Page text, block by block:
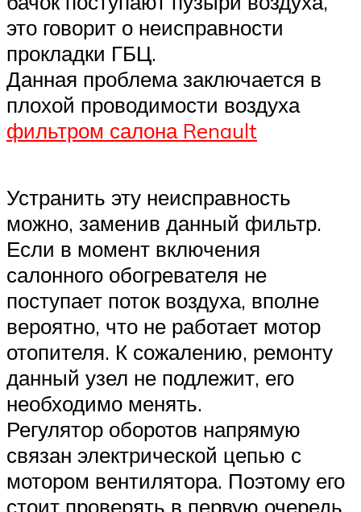
это говорит о неисправности
прокладки ГБЦ.
Данная проблема заключается в
плохой проводимости воздуха
фильтром салона Renault
Устранить эту неисправность
можно, заменив данный фильтр.
Если в момент включения
салонного обогревателя не
поступает поток воздуха, вполне
вероятно, что не работает мотор
отопителя. К сожалению, ремонту
данный узел не подлежит, его
необходимо менять.
Регулятор оборотов напрямую
связан электрической цепью с
мотором вентилятора. Поэтому его
стоит проверять в первую очередь.